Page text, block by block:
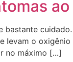
bastante
o
no máximo […]